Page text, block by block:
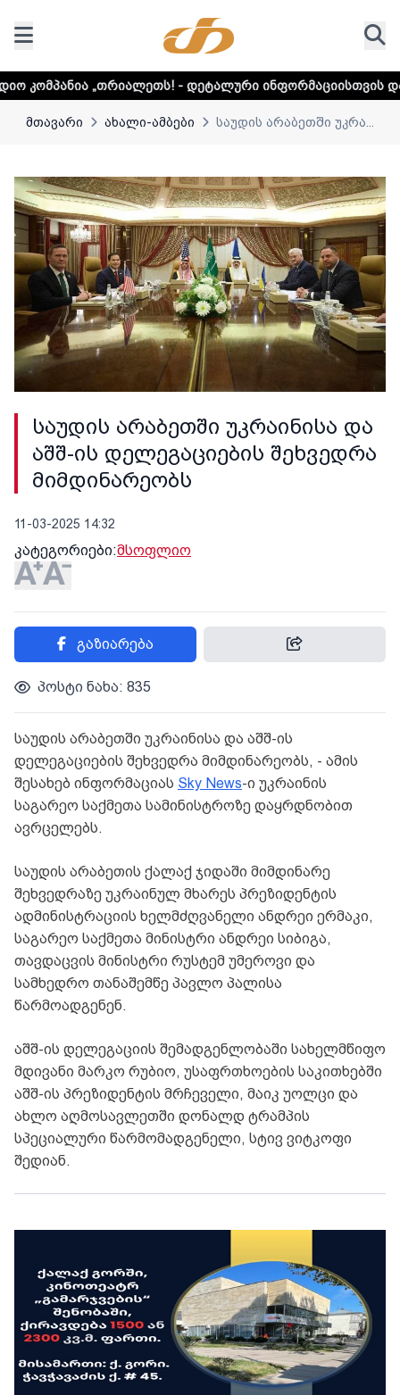
- დეტალური ინფორმაციისთვის დააკლიკეთ ლინკს
მთავარი ახალი-ამბები საუდის არაბეთში უკრა...
საუდის არაბეთში უკრაინისა და
აშშ-ის დელეგაციების შეხვედრა
მიმდინარეობს
11-03-2025 14:32
კატეგორიები:მსოფლიო
გაზიარება
პოსტი ნახა: 835
საუდის არაბეთში უკრაინისა და აშშ-ის
დელეგაციების შეხვედრა მიმდინარეობს, - ამის
შესახებ ინფორმაციას Sky News-ი უკრაინის
საგარეო საქმეთა სამინისტროზე დაყრდნობით
ავრცელებს.
საუდის არაბეთის ქალაქ ჯიდაში მიმდინარე
შეხვედრაზე უკრაინულ მხარეს პრეზიდენტის
ადმინისტრაციის ხელმძღვანელი ანდრეი ერმაკი,
საგარეო საქმეთა მინისტრი ანდრეი სიბიგა,
თავდაცვის მინისტრი რუსტემ უმეროვი და
სამხედრო თანაშემწე პავლო პალისა
წარმოადგენენ.
აშშ-ის დელეგაციის შემადგენლობაში სახელმწიფო
მდივანი მარკო რუბიო, უსაფრთხოების საკითხებში
აშშ-ის პრეზიდენტის მრჩეველი, მაიკ უოლცი და
ახლო აღმოსავლეთში დონალდ ტრამპის
სპეციალური წარმომადგენელი, სტივ ვიტკოფი
შედიან.